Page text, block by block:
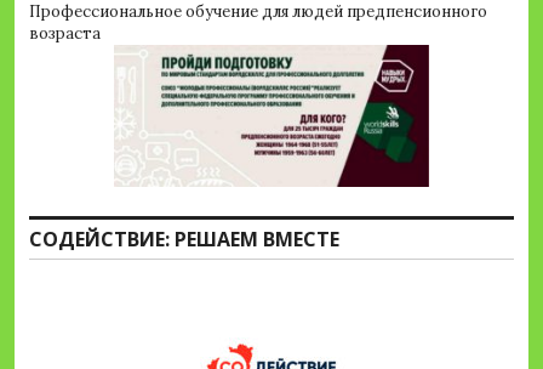
Профессиональное обучение для людей предпенсионного
возраста
СОДЕЙСТВИЕ: РЕШАЕМ ВМЕСТЕ